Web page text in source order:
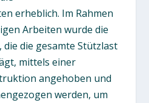
erheblich. Im Rahmen
Arbeiten wurde die
die gesamte Stützlast
mittels einer
angehoben und
werden, um